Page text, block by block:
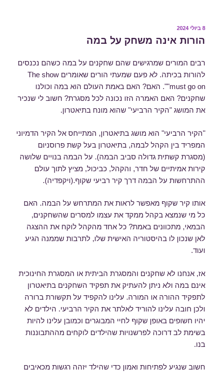
פורסם
8 ביולי 2024
הורות אינה משחק על במה
רבים המורים שמרגישים שהם שחקנים על במה כשהם נכנסים
להורות בכיתה. לא פעם שמעתי הורים שאומרים The show
must go on"". האם? האם באמת העולם הוא במה וכולנו
שחקנים? האם האמרה הזו נכונה לכל מסגרת? חשוב לי שנכיר
את המושג "הקיר הרביעי" שהוא מונח בתיאטרון.
"הקיר הרביעי" הוא מושג בתיאטרון, המתייחס אל הקיר הדמיוני
המפריד בין הקהל לבמה, בתיאטרון בעל קשת פרוסניום
(מסגרת קשתית גדולה סביב הבמה). על הבמה בנויים שלושה
קירות אמיתיים של חדר, והקהל, כביכול, מציץ לתוך עולם
ההתרחשות על הבמה דרך קיר רביעי שקוף.(ויקפדיה).
אותו קיר שקוף מאפשר לראות את המתרחש על הבמה. האם
כל מי שנמצא בקהל ממקד את עצמו למסרים שהשחקנים,
הבמאי, מתכוונים באמת? כל אחד מהקהל לוקח את ההצגה
לאן שנכון לו בהיסטוריה האישית שלו, לתרבות שממנה הגיע
ועוד.
אז, אנחנו לא שחקנים והמסגרת הביתית או המסגרת החינוכית
אינם במה ולא ניתן להעתיק את תפקיד השחקנים בתיאטרון
לתפקיד ההורה או המורה. עלינו להקפיד על תקשורת ברורה
ולכן חובה עלינו להוריד לאלתר את הקיר הרביעי. הילדים לא
יהיו חשופים באופן שקוף לחיי המבוגרים וכמובן עלינו להיות
בשימת לב דרוכה לפרשנויות שהילדים לוקחים מההתבוננות
בנו.
חשוב שנגיע לפתיחות ואמון כדי שהילד יזהה רגשות מכאיבים